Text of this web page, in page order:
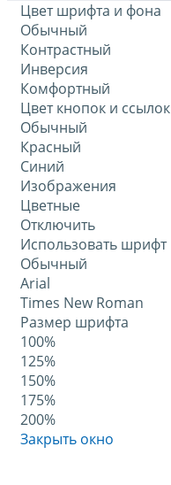
Цвет шрифта и фона
Обычный
Контрастный
Инверсия
Комфортный
Цвет кнопок и ссылок
Обычный
Красный
Синий
Изображения
Цветные
Отключить
Использовать шрифт
Обычный
Arial
Times New Roman
Размер шрифта
100%
125%
150%
175%
200%
Закрыть окно